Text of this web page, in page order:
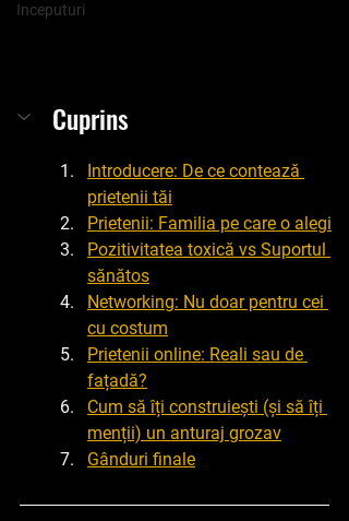
Inceputuri
Cuprins
Introducere: De ce contează
prietenii tăi
Prietenii: Familia pe care o alegi
Pozitivitatea toxică vs Suportul
sănătos
Networking: Nu doar pentru cei
cu costum
Prietenii online: Reali sau de
fațadă?
Cum să îți construiești (și să îți
menții) un anturaj grozav
Gânduri finale